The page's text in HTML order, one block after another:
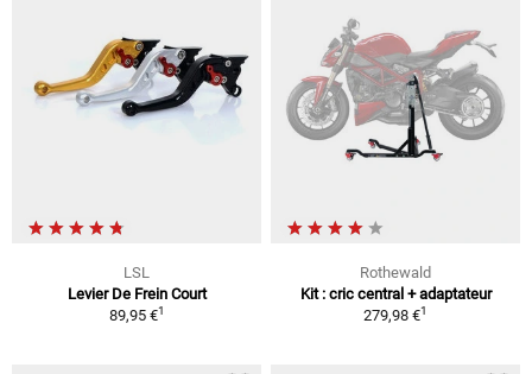
LSL
Levier De Frein Court
89,95 €1
Rothewald
Kit : cric central + adaptateur
279,98 €1